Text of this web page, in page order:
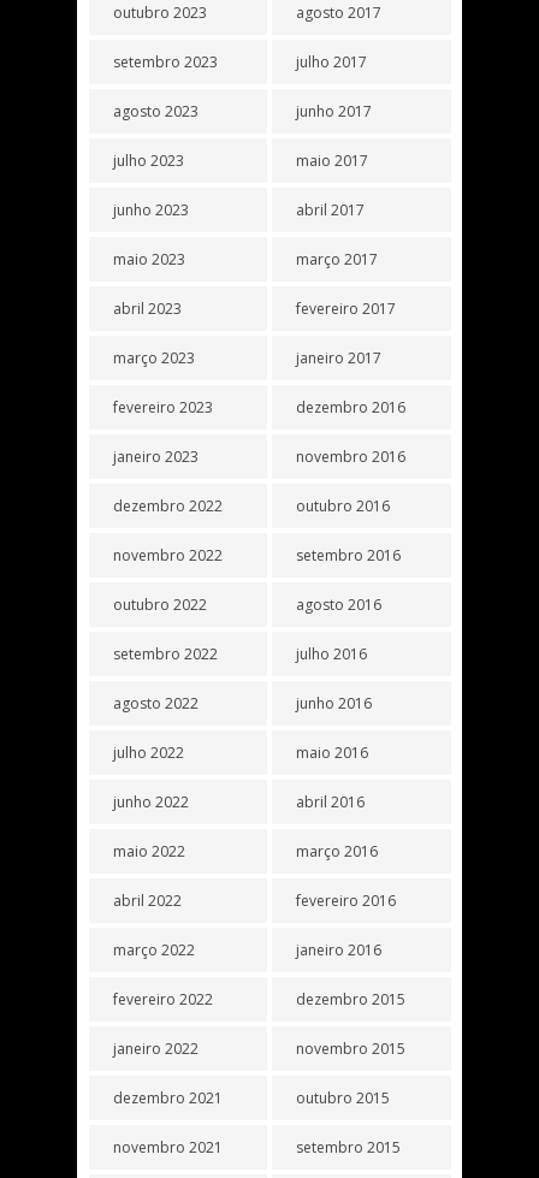
outubro 2023
setembro 2023
agosto 2023
julho 2023
junho 2023
maio 2023
abril 2023
março 2023
fevereiro 2023
janeiro 2023
dezembro 2022
novembro 2022
outubro 2022
setembro 2022
agosto 2022
julho 2022
junho 2022
maio 2022
abril 2022
março 2022
fevereiro 2022
janeiro 2022
dezembro 2021
novembro 2021
agosto 2017
julho 2017
junho 2017
maio 2017
abril 2017
março 2017
fevereiro 2017
janeiro 2017
dezembro 2016
novembro 2016
outubro 2016
setembro 2016
agosto 2016
julho 2016
junho 2016
maio 2016
abril 2016
março 2016
fevereiro 2016
janeiro 2016
dezembro 2015
novembro 2015
outubro 2015
setembro 2015